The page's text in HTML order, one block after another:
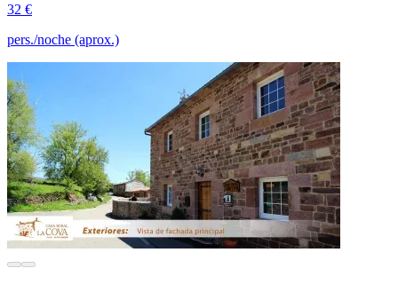
32 €
pers./noche (aprox.)